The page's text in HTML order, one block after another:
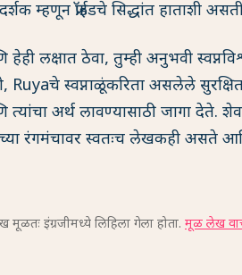
म्हणून फ्रॉईडचे सिद्धांत हाताशी
हेही लक्षात ठेवा, तुम्ही अनुभवी
Ruyaचे स्वप्नाळूंकरिता असलेले
अर्थ लावण्यासाठी जागा देते.
रंगमंचावर स्वतःच लेखकही असते
मूळतः इंग्रजीमध्ये लिहिला गेला होता. मूळ लेख